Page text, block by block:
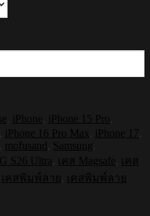
iPhone iPhone 15 Pro
iPhone 16 Pro Max iPhone 17
mofusand Samsung
S26 Ultra เคส Magsafe
เคส
เคสพิมพ์ลาย
เคสพิมพ์ลาย